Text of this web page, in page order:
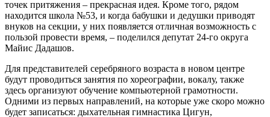
точек притяжения – прекрасная идея. Кроме того, рядом
находится школа №53, и когда бабушки и дедушки приводят
внуков на секции, у них появляется отличная возможность с
пользой провести время, – поделился депутат 24-го округа
Майис Дадашов.
Для представителей серебряного возраста в новом центре
будут проводиться занятия по хореографии, вокалу, также
здесь организуют обучение компьютерной грамотности.
Одними из первых направлений, на которые уже скоро можно
будет записаться: дыхательная гимнастика Цигун,